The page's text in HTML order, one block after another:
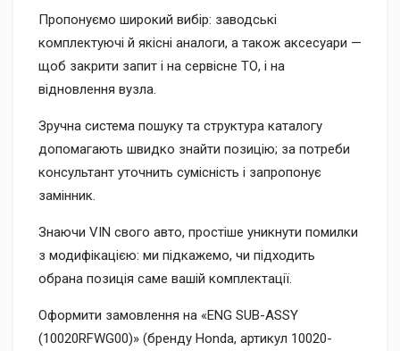
Пропонуємо широкий вибір: заводські
комплектуючі й якісні аналоги, а також аксесуари —
щоб закрити запит і на сервісне ТО, і на
відновлення вузла.
Зручна система пошуку та структура каталогу
допомагають швидко знайти позицію; за потреби
консультант уточнить сумісність і запропонує
замінник.
Знаючи VIN свого авто, простіше уникнути помилки
з модифікацією: ми підкажемо, чи підходить
обрана позиція саме вашій комплектації.
Оформити замовлення на «ENG SUB-ASSY
(10020RFWG00)» (бренду Honda, артикул 10020-